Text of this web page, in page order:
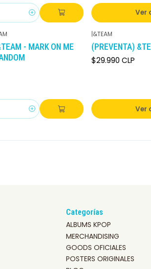
Ver
- MARK ON ME
|&TEAM
(PREVENTA)
$29.990 CLP
Ver
Categorías
ALBUMS KPOP
MERCHANDISING
GOODS OFICIALES
POSTERS ORIGINALES